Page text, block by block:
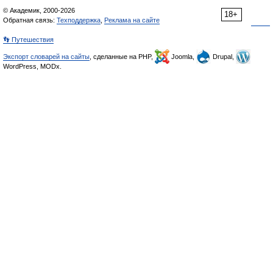
18+
© Академик, 2000-2026
Обратная связь: Техподдержка Реклама на сайте
👣 Путешествия
Экспорт словарей на сайты , сделанные на PHP, Joomla,
Drupal,
WordPress, MODx.